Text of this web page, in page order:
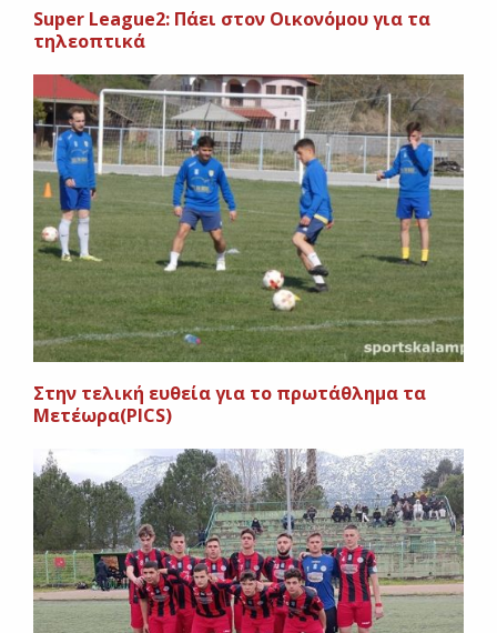
Super League2: Πάει στον Οικονόμου για τα
τηλεοπτικά
Στην τελική ευθεία για το πρωτάθλημα τα
Μετέωρα(PICS)